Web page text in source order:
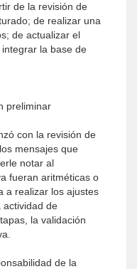
de la revisión de
de realizar una
de actualizar el
la base de
preliminar
con la revisión de
mensajes que
notar al
fueran aritméticas o
a realizar los ajustes
actividad de
la validación
de la